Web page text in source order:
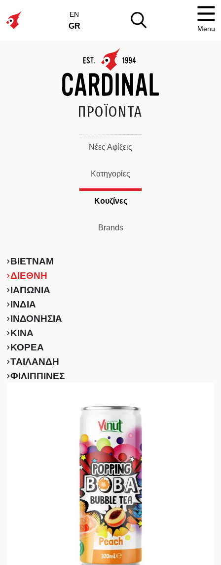
EN
GR Menu
ΠΡΟΪΟΝΤΑ
Νέες Αφίξεις
Κατηγορίες
Κουζίνες
Brands
ΒΙΕΤΝΑΜ
ΔΙΕΘΝΗ
ΙΑΠΩΝΙΑ
ΙΝΔΙΑ
ΙΝΔΟΝΗΣΙΑ
ΚINA
ΚΟΡΕΑ
ΤΑΙΛΑΝΔΗ
ΦΙΛΙΠΠΙΝΕΣ